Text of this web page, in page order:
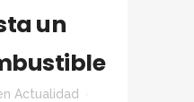
un
Actualidad